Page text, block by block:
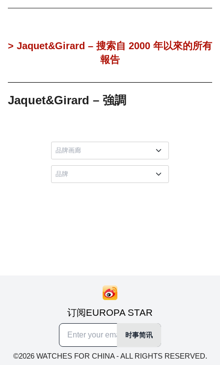
> Jaquet&Girard – 搜索自 2000 年以來的所有
報告
Jaquet&Girard – 強調
订阅EUROPA STAR
时事简讯
©2026 WATCHES FOR CHINA - ALL RIGHTS RESERVED.